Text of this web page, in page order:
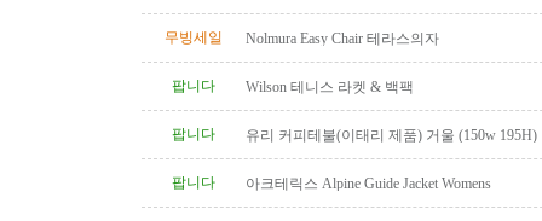
무빙세일 Nolmura Easy Chair 테라스의자
팝니다 Wilson 테니스 라켓 & 백팩
팝니다 유리 커피테불(이태리 제품) 거울 (150w 195H)
팝니다 아크테릭스 Alpine Guide Jacket Womens